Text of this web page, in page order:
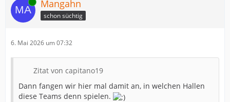
Online Mangahn
schon süchtig
6. Mai 2026 um 07:32
Zitat von capitano19
Dann fangen wir hier mal damit an, in welchen Hallen
diese Teams denn spielen.